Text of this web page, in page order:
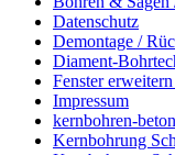
Datenschutz
Demontage /
Diament-
Fenster
Impressum
kernbohren-
Kernbohrung